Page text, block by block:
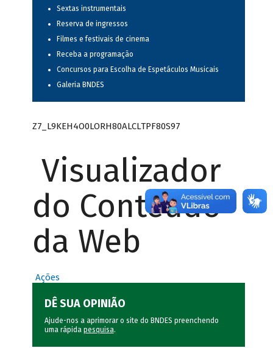
Sextas instrumentais
Reserva de ingressos
Filmes e festivais de cinema
Receba a programação
Concursos para Escolha de Espetáculos Musicais
Galeria BNDES
Z7_L9KEH4O0LORH80ALCLTPF80S97
Visualizador
do Conteúdo
da Web
Ações
DÊ SUA OPINIÃO
Ajude-nos a aprimorar o site do BNDES preenchendo
uma rápida pesquisa.